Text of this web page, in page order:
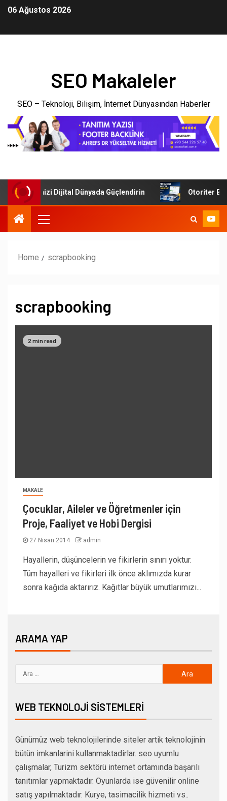
06 Ağustos 2026
SEO Makaleler
SEO – Teknoloji, Bilişim, İnternet Dünyasından Haberler
İşletmenizi Dijital Dünyada Güçlendirin Otoriter
Home scrapbooking
scrapbooking
2 min read
MAKALE
Çocuklar, Aileler ve Öğretmenler için
Proje, Faaliyet ve Hobi Dergisi
27 Nisan 2014 admin
Hayallerin, düşüncelerin ve fikirlerin sınırı yoktur.
Tüm hayalleri ve fikirleri ilk önce aklımızda kurar
sonra kağıda aktarırız. Kağıtlar büyük umutlarımızı...
ARAMA YAP
WEB TEKNOLOJI SISTEMLERI
Günümüz web teknolojilerinde siteler artik teknolojinin
bütün imkanlarini kullanmaktadirlar. seo uyumlu
çalışmalar, Turizm sektörü internet ortamında başarılı
tanıtımlar yapmaktadır. Oyunlarda ise güvenilir online
satış yapılmaktadır. Kurye, tasimacilik hizmeti vs..